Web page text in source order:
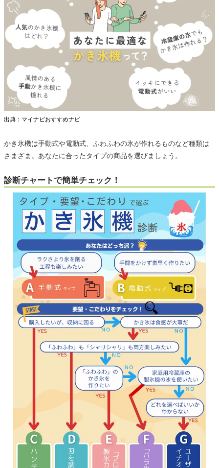
出典：マイナビおすすめナビ
かき氷機は手動式や電動式、ふわふわの氷が作れるものなど種類は
さまざま。あなたに合ったタイプの商品を選びましょう。
診断チャートで簡単チェック！